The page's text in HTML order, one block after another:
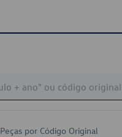
Peças por Código Original